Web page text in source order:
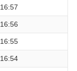
16:57
16:56
16:55
16:54